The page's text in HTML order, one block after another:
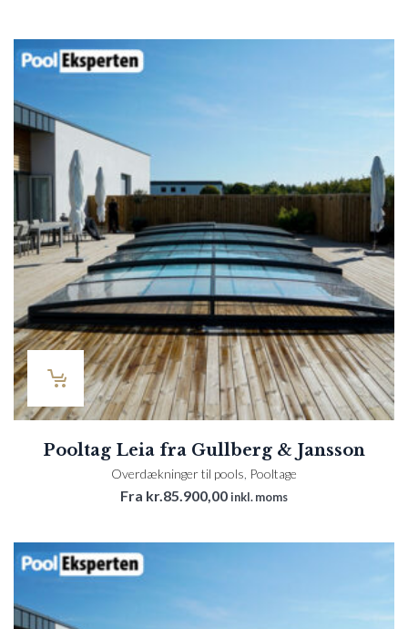
Pooltag Leia fra Gullberg & Jansson
Overdækninger til pools Pooltage
Fra kr.85.900,00inkl. moms